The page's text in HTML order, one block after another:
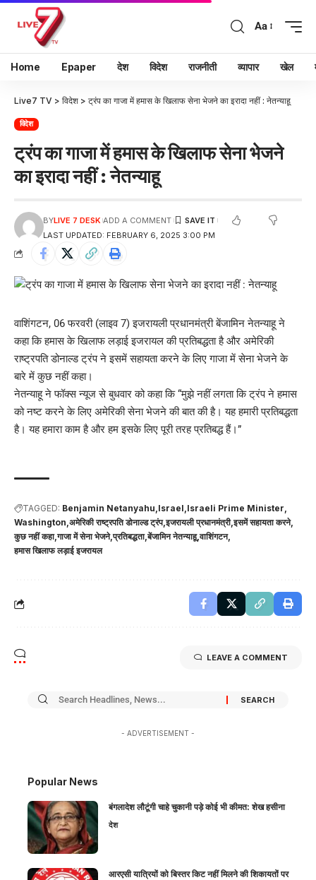
Aa
Home Epaper देश विदेश राजनीती व्यापार खेल
Live7 TV > विदेश > ट्रंप का गाजा में हमास के खिलाफ सेना भेजने का इरादा नहीं : नेतन्याहू
विदेश
ट्रंप का गाजा में हमास के खिलाफ सेना भेजने
का इरादा नहीं : नेतन्याहू
LAST UPDATED: FEBRUARY 6, 2025 3:00 PM
BYLIVE 7 DESK ADD A COMMENT
वाशिंगटन, 06 फरवरी (लाइव 7) इजरायली प्रधानमंत्री बेंजामिन नेतन्याहू ने
कहा कि हमास के खिलाफ लड़ाई इजरायल की प्रतिबद्धता है और अमेरिकी
राष्ट्रपति डोनाल्ड ट्रंप ने इसमें सहायता करने के लिए गाजा में सेना भेजने के
बारे में कुछ नहीं कहा।
नेतन्याहू ने फॉक्स न्यूज से बुधवार को कहा कि “मुझे नहीं लगता कि ट्रंप ने हमास
को नष्ट करने के लिए अमेरिकी सेना भेजने की बात की है। यह हमारी प्रतिबद्धता
है। यह हमारा काम है और हम इसके लिए पूरी तरह प्रतिबद्ध हैं।”
TAGGED: Benjamin Netanyahu Israel Israeli Prime Minister
Washington अमेरिकी राष्ट्रपति डोनाल्ड ट्रंप इजरायली प्रधानमंत्री इसमें सहायता करने
कुछ नहीं कहा गाजा में सेना भेजने प्रतिबद्धता बेंजामिन नेतन्याहू वाशिंगटन
हमास खिलाफ लड़ाई इजरायल
LEAVE A COMMENT
- ADVERTISEMENT -
Popular News
बंगलादेश लौटूंगी चाहे चुकानी पड़े कोई भी कीमत: शेख हसीना
देश
आरएसी यात्रियों को बिस्तर किट नहीं मिलने की शिकायतों पर